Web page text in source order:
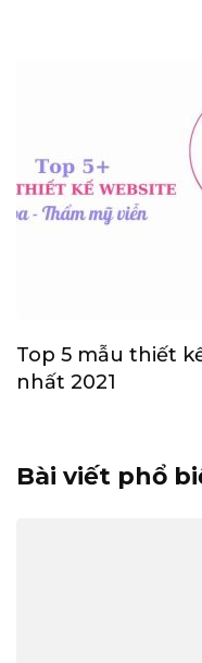
Top 5 mẫu thiết
nhất 2021
Bài viết phổ